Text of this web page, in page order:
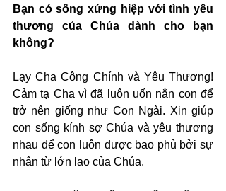
Bạn có sống xứng hiệp với tình yêu
thương của Chúa dành cho bạn
không?
Lạy Cha Công Chính và Yêu Thương!
Cảm tạ Cha vì đã luôn uốn nắn con để
trở nên giống như Con Ngài. Xin giúp
con sống kính sợ Chúa và yêu thương
nhau để con luôn được bao phủ bởi sự
nhân từ lớn lao của Chúa.